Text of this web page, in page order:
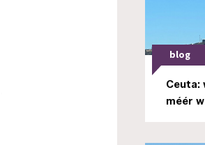
blog
Ceuta:
méér